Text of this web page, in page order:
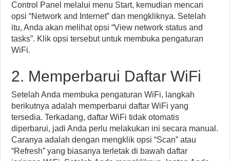
Control Panel melalui menu Start, kemudian mencari
opsi “Network and Internet” dan mengkliknya. Setelah
itu, Anda akan melihat opsi “View network status and
tasks”. Klik opsi tersebut untuk membuka pengaturan
WiFi.
2. Memperbarui Daftar WiFi
Setelah Anda membuka pengaturan WiFi, langkah
berikutnya adalah memperbarui daftar WiFi yang
tersedia. Terkadang, daftar WiFi tidak otomatis
diperbarui, jadi Anda perlu melakukan ini secara manual.
Caranya adalah dengan mengklik opsi “Scan” atau
“Refresh” yang biasanya terletak di bawah daftar